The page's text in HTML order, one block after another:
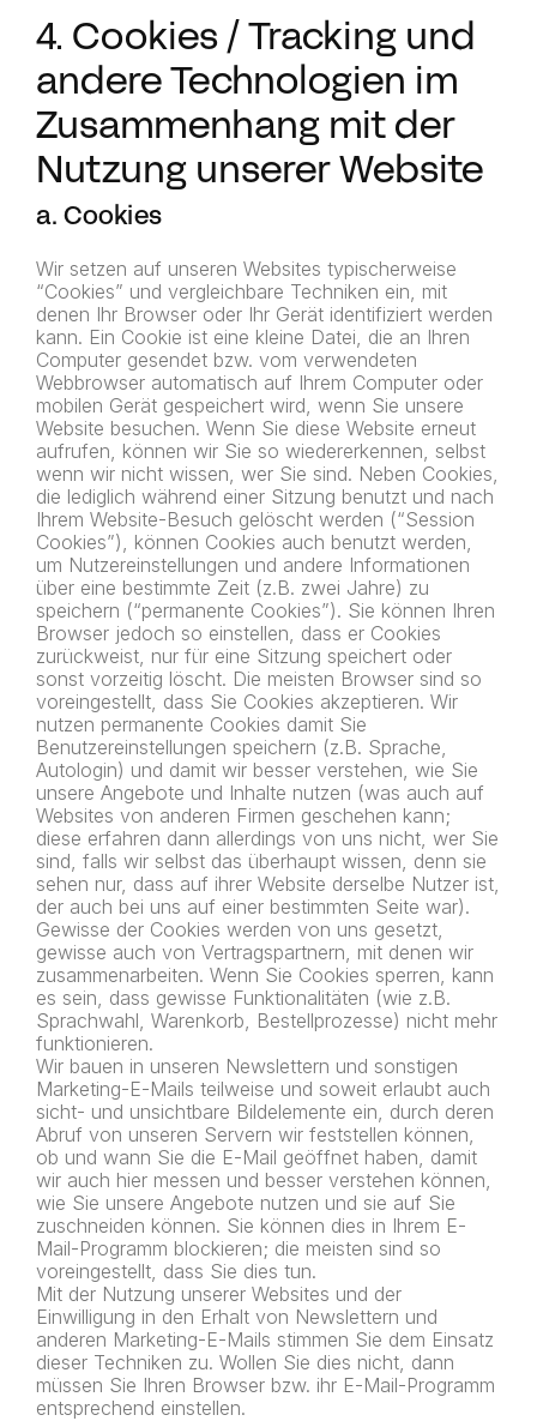
4. Cookies / Tracking und
andere Technologien im
Zusammenhang mit der
Nutzung unserer Website
a. Cookies
Wir setzen auf unseren Websites typischerweise
“Cookies” und vergleichbare Techniken ein, mit
denen Ihr Browser oder Ihr Gerät identifiziert werden
kann. Ein Cookie ist eine kleine Datei, die an Ihren
Computer gesendet bzw. vom verwendeten
Webbrowser automatisch auf Ihrem Computer oder
mobilen Gerät gespeichert wird, wenn Sie unsere
Website besuchen. Wenn Sie diese Website erneut
aufrufen, können wir Sie so wiedererkennen, selbst
wenn wir nicht wissen, wer Sie sind. Neben Cookies,
die lediglich während einer Sitzung benutzt und nach
Ihrem Website-Besuch gelöscht werden (“Session
Cookies”), können Cookies auch benutzt werden,
um Nutzereinstellungen und andere Informationen
über eine bestimmte Zeit (z.B. zwei Jahre) zu
speichern (“permanente Cookies”). Sie können Ihren
Browser jedoch so einstellen, dass er Cookies
zurückweist, nur für eine Sitzung speichert oder
sonst vorzeitig löscht. Die meisten Browser sind so
voreingestellt, dass Sie Cookies akzeptieren. Wir
nutzen permanente Cookies damit Sie
Benutzereinstellungen speichern (z.B. Sprache,
Autologin) und damit wir besser verstehen, wie Sie
unsere Angebote und Inhalte nutzen (was auch auf
Websites von anderen Firmen geschehen kann;
diese erfahren dann allerdings von uns nicht, wer Sie
sind, falls wir selbst das überhaupt wissen, denn sie
sehen nur, dass auf ihrer Website derselbe Nutzer ist,
der auch bei uns auf einer bestimmten Seite war).
Gewisse der Cookies werden von uns gesetzt,
gewisse auch von Vertragspartnern, mit denen wir
zusammenarbeiten. Wenn Sie Cookies sperren, kann
es sein, dass gewisse Funktionalitäten (wie z.B.
Sprachwahl, Warenkorb, Bestellprozesse) nicht mehr
funktionieren.
Wir bauen in unseren Newslettern und sonstigen
Marketing-E-Mails teilweise und soweit erlaubt auch
sicht- und unsichtbare Bildelemente ein, durch deren
Abruf von unseren Servern wir feststellen können,
ob und wann Sie die E-Mail geöffnet haben, damit
wir auch hier messen und besser verstehen können,
wie Sie unsere Angebote nutzen und sie auf Sie
zuschneiden können. Sie können dies in Ihrem E-
Mail-Programm blockieren; die meisten sind so
voreingestellt, dass Sie dies tun.
Mit der Nutzung unserer Websites und der
Einwilligung in den Erhalt von Newslettern und
anderen Marketing-E-Mails stimmen Sie dem Einsatz
dieser Techniken zu. Wollen Sie dies nicht, dann
müssen Sie Ihren Browser bzw. ihr E-Mail-Programm
entsprechend einstellen.